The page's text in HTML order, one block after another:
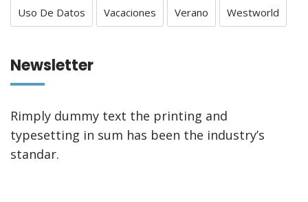
Uso De Datos Vacaciones Verano Westworld
Newsletter
Rimply dummy text the printing and
typesetting in sum has been the industry’s
standar.